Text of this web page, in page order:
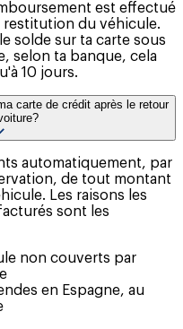
est effectué
restitution du véhicule.
solde sur ta carte sous
selon ta banque, cela
10 jours.
carte de crédit après le retour
automatiquement, par
de tout montant
Les raisons les
sont les
non couverts par
en Espagne, au